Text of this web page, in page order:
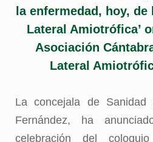
la enfermedad, hoy,
Lateral Amiotrófica’
Asociación
Lateral
La concejala de Sanidad
Fernández, ha
celebración del